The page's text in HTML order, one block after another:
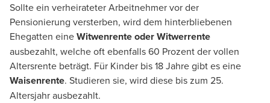
Sollte ein verheirateter Arbeitnehmer vor der
Pensionierung versterben, wird dem hinterbliebenen
Ehegatten eineWitwenrente oder Witwerrente
ausbezahlt, welche oft ebenfalls 60 Prozent der vollen
Altersrente beträgt. Für Kinder bis 18 Jahre gibt es eine
Waisenrente. Studieren sie, wird diese bis zum 25.
Altersjahr ausbezahlt.